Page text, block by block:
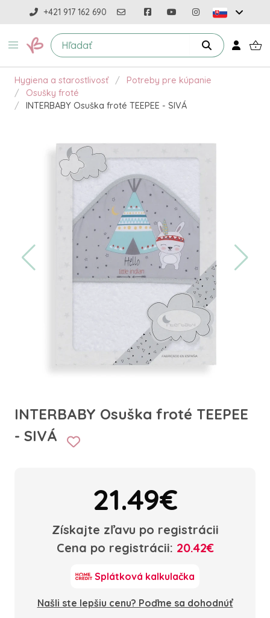
+421 917 162 690
Hygiena a starostlivosť
Potreby pre kúpanie
Osušky froté
INTERBABY Osuška froté TEEPEE - SIVÁ
INTERBABY Osuška froté TEEPEE
- SIVÁ
21.49€
Získajte zľavu po registrácii
Cena po registrácii: 20.42€
Splátková kalkulačka
Našli ste lepšiu cenu? Poďme sa dohodnúť